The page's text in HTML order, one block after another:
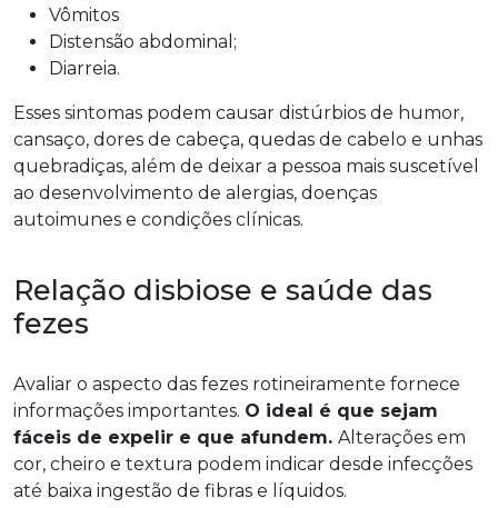
Vômitos
Distensão abdominal;
Diarreia.
Esses sintomas podem causar distúrbios de humor,
cansaço, dores de cabeça, quedas de cabelo e unhas
quebradiças, além de deixar a pessoa mais suscetível
ao desenvolvimento de alergias, doenças
autoimunes e condições clínicas.
Relação disbiose e saúde das
fezes
Avaliar o aspecto das fezes rotineiramente fornece
informações importantes. O ideal é que sejam
fáceis de expelir e que afundem. Alterações em
cor, cheiro e textura podem indicar desde infecções
até baixa ingestão de fibras e líquidos.